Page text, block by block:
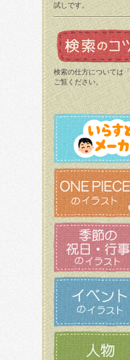
試しです。
検索の仕方については「
ご覧ください。